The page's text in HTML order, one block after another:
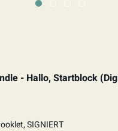
- Hallo, Startblock
SIGNIERT